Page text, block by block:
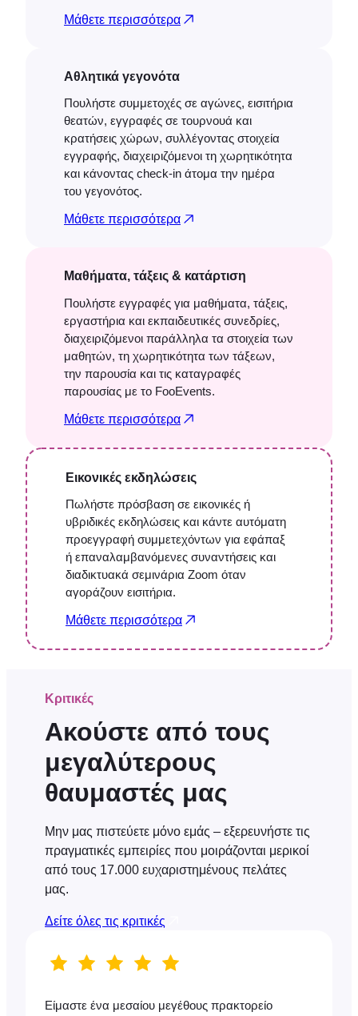
Μάθετε περισσότερα
Αθλητικά γεγονότα
Πουλήστε συμμετοχές σε αγώνες, εισιτήρια
θεατών, εγγραφές σε τουρνουά και
κρατήσεις χώρων, συλλέγοντας στοιχεία
εγγραφής, διαχειριζόμενοι τη χωρητικότητα
και κάνοντας check-in άτομα την ημέρα
του γεγονότος.
Μάθετε περισσότερα
Μαθήματα, τάξεις & κατάρτιση
Πουλήστε εγγραφές για μαθήματα, τάξεις,
εργαστήρια και εκπαιδευτικές συνεδρίες,
διαχειριζόμενοι παράλληλα τα στοιχεία των
μαθητών, τη χωρητικότητα των τάξεων,
την παρουσία και τις καταγραφές
παρουσίας με το FooEvents.
Μάθετε περισσότερα
Εικονικές εκδηλώσεις
Πωλήστε πρόσβαση σε εικονικές ή
υβριδικές εκδηλώσεις και κάντε αυτόματη
προεγγραφή συμμετεχόντων για εφάπαξ
ή επαναλαμβανόμενες συναντήσεις και
διαδικτυακά σεμινάρια Zoom όταν
αγοράζουν εισιτήρια.
Μάθετε περισσότερα
Κριτικές
Ακούστε από τους
μεγαλύτερους
θαυμαστές μας
Μην μας πιστεύετε μόνο εμάς – εξερευνήστε τις
πραγματικές εμπειρίες που μοιράζονται μερικοί
από τους 17.000 ευχαριστημένους πελάτες
μας.
Δείτε όλες τις κριτικές
Είμαστε ένα μεσαίου μεγέθους πρακτορείο